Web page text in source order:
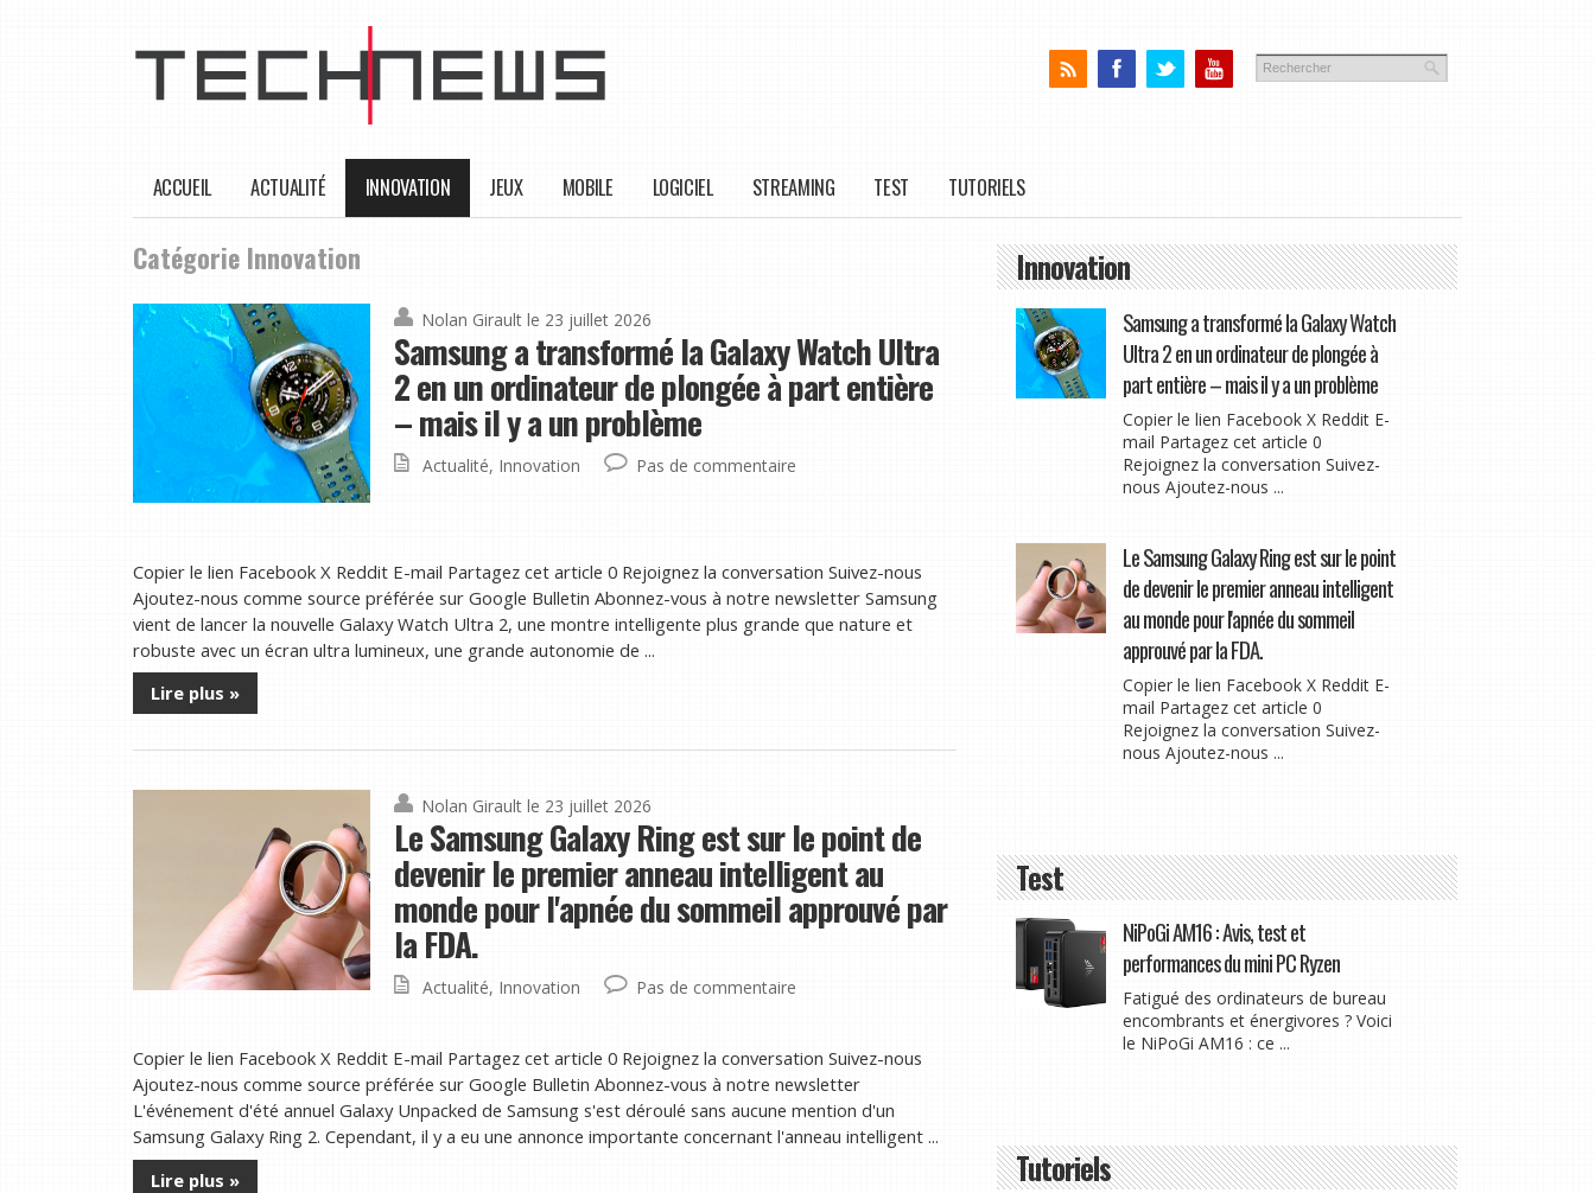
ACCUEIL ACTUALITÉ INNOVATION JEUX MOBILE LOGICIEL STREAMING TEST TUTORIELS
Catégorie Innovation
Nolan Girault le 23 juillet 2026
Samsung a transformé la Galaxy Watch Ultra
2 en un ordinateur de plongée à part entière
– mais il y a un problème
Actualité, Innovation Pas de commentaire
Copier le lien Facebook X Reddit E-mail Partagez cet article 0 Rejoignez la conversation Suivez-nous
Ajoutez-nous comme source préférée sur Google Bulletin Abonnez-vous à notre newsletter Samsung
vient de lancer la nouvelle Galaxy Watch Ultra 2, une montre intelligente plus grande que nature et
robuste avec un écran ultra lumineux, une grande autonomie de ...
Lire plus »
Nolan Girault le 23 juillet 2026
Le Samsung Galaxy Ring est sur le point de
devenir le premier anneau intelligent au
monde pour l'apnée du sommeil approuvé par
la FDA.
Actualité, Innovation Pas de commentaire
Copier le lien Facebook X Reddit E-mail Partagez cet article 0 Rejoignez la conversation Suivez-nous
Ajoutez-nous comme source préférée sur Google Bulletin Abonnez-vous à notre newsletter
L'événement d'été annuel Galaxy Unpacked de Samsung s'est déroulé sans aucune mention d'un
Samsung Galaxy Ring 2. Cependant, il y a eu une annonce importante concernant l'anneau intelligent ...
Lire plus »
Innovation
Samsung a transformé la Galaxy Watch
Ultra 2 en un ordinateur de plongée à
part entière – mais il y a un problème
Copier le lien Facebook X Reddit E-
mail Partagez cet article 0
Rejoignez la conversation Suivez-
nous Ajoutez-nous ...
Le Samsung Galaxy Ring est sur le point
de devenir le premier anneau intelligent
au monde pour l'apnée du sommeil
approuvé par la FDA.
Copier le lien Facebook X Reddit E-
mail Partagez cet article 0
Rejoignez la conversation Suivez-
nous Ajoutez-nous ...
Test
NiPoGi AM16 : Avis, test et
performances du mini PC Ryzen
Fatigué des ordinateurs de bureau
encombrants et énergivores ? Voici
le NiPoGi AM16 : ce ...
Tutoriels